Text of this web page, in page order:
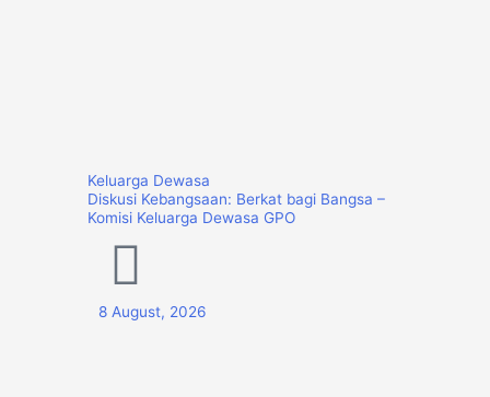
Keluarga Dewasa
Diskusi Kebangsaan: Berkat bagi Bangsa –
Komisi Keluarga Dewasa GPO
8 August, 2026